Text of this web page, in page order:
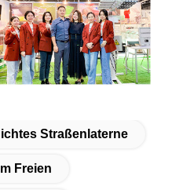
Straßenlaterne
Freien